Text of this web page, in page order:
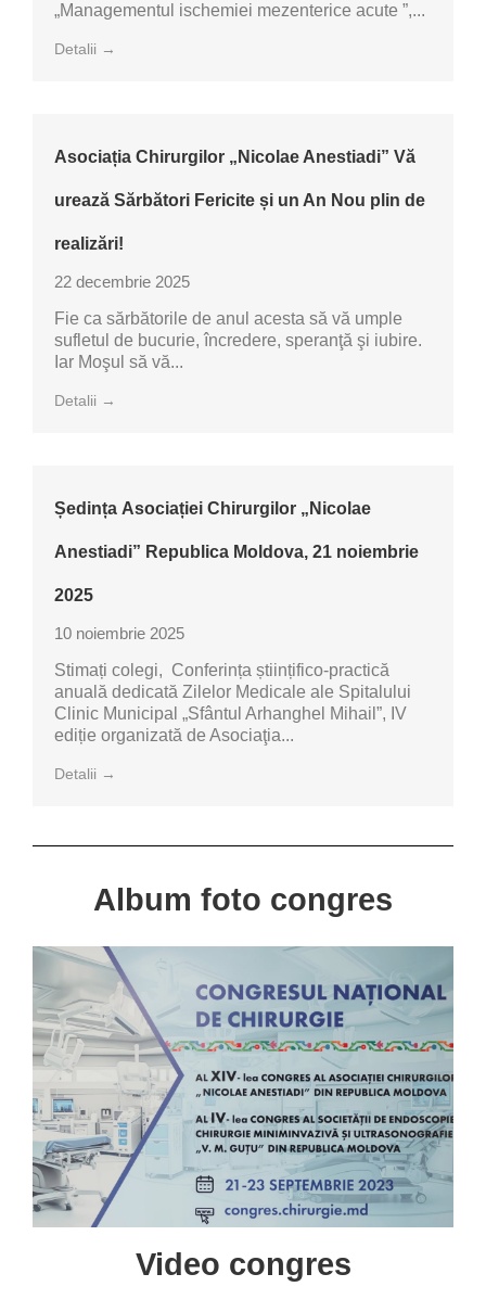
„Managementul ischemiei mezenterice acute ”,...
Detalii →
Asociația Chirurgilor „Nicolae Anestiadi” Vă
urează Sărbători Fericite și un An Nou plin de
realizări!
22 decembrie 2025
Fie ca sărbătorile de anul acesta să vă umple
sufletul de bucurie, încredere, speranţă şi iubire.
Iar Moşul să vă...
Detalii →
Ședința Asociației Chirurgilor „Nicolae
Anestiadi” Republica Moldova, 21 noiembrie
2025
10 noiembrie 2025
Stimați colegi, Conferința științifico-practică
anuală dedicată Zilelor Medicale ale Spitalului
Clinic Municipal „Sfântul Arhanghel Mihail”, IV
ediție organizată de Asociaţia...
Detalii →
Album foto congres
Video congres